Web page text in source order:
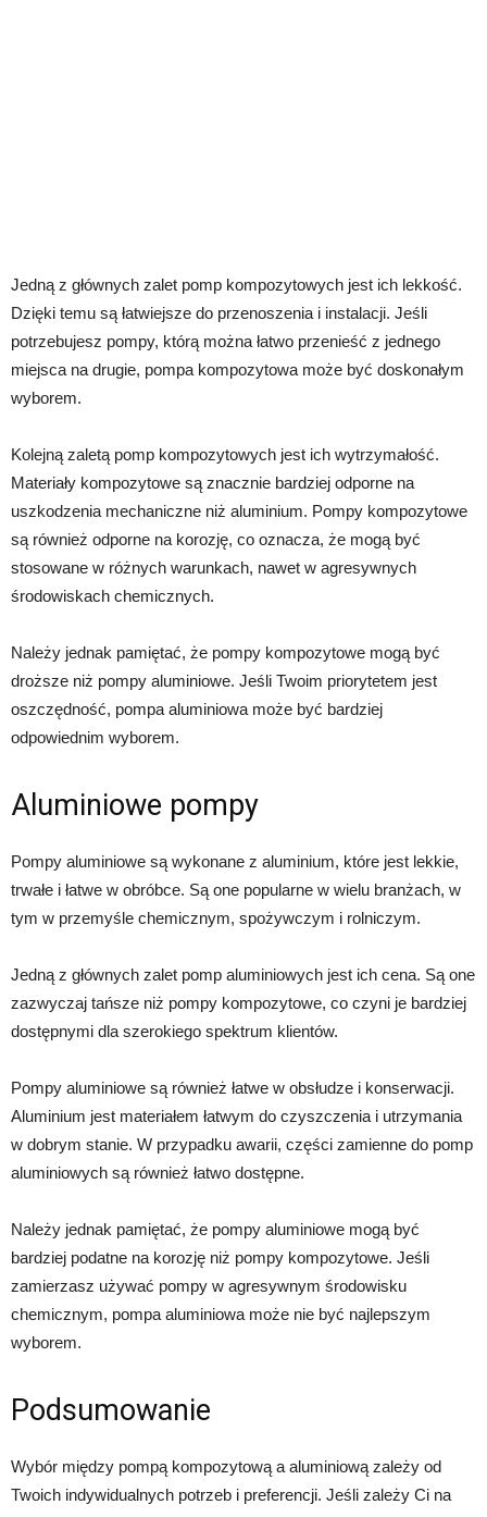
Jedną z głównych zalet pomp kompozytowych jest ich lekkość.
Dzięki temu są łatwiejsze do przenoszenia i instalacji. Jeśli
potrzebujesz pompy, którą można łatwo przenieść z jednego
miejsca na drugie, pompa kompozytowa może być doskonałym
wyborem.
Kolejną zaletą pomp kompozytowych jest ich wytrzymałość.
Materiały kompozytowe są znacznie bardziej odporne na
uszkodzenia mechaniczne niż aluminium. Pompy kompozytowe
są również odporne na korozję, co oznacza, że ​​mogą być
stosowane w różnych warunkach, nawet w agresywnych
środowiskach chemicznych.
Należy jednak pamiętać, że pompy kompozytowe mogą być
droższe niż pompy aluminiowe. Jeśli Twoim priorytetem jest
oszczędność, pompa aluminiowa może być bardziej
odpowiednim wyborem.
Aluminiowe pompy
Pompy aluminiowe są wykonane z aluminium, które jest lekkie,
trwałe i łatwe w obróbce. Są one popularne w wielu branżach, w
tym w przemyśle chemicznym, spożywczym i rolniczym.
Jedną z głównych zalet pomp aluminiowych jest ich cena. Są one
zazwyczaj tańsze niż pompy kompozytowe, co czyni je bardziej
dostępnymi dla szerokiego spektrum klientów.
Pompy aluminiowe są również łatwe w obsłudze i konserwacji.
Aluminium jest materiałem łatwym do czyszczenia i utrzymania
w dobrym stanie. W przypadku awarii, części zamienne do pomp
aluminiowych są również łatwo dostępne.
Należy jednak pamiętać, że pompy aluminiowe mogą być
bardziej podatne na korozję niż pompy kompozytowe. Jeśli
zamierzasz używać pompy w agresywnym środowisku
chemicznym, pompa aluminiowa może nie być najlepszym
wyborem.
Podsumowanie
Wybór między pompą kompozytową a aluminiową zależy od
Twoich indywidualnych potrzeb i preferencji. Jeśli zależy Ci na